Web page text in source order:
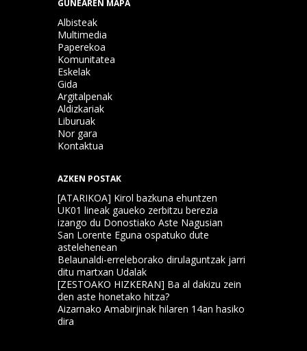
GUNEAREN MAPA
Albisteak
Multimedia
Paperekoa
Komunitatea
Eskelak
Gida
Argitalpenak
Aldizkariak
Liburuak
Nor gara
Kontaktua
AZKEN POSTAK
[ATARIKOA] Kirol bazkuna ehuntzen
UK01 lineak gaueko zerbitzu berezia
izango du Donostiako Aste Nagusian
San Lorente Eguna ospatuko dute
astelehenean
Belaunaldi-erreleborako dirulaguntzak jarri
ditu martxan Udalak
[ZESTOAKO HIZKERAN] Ba al dakizu zein
den aste honetako hitza?
Aizarnako Amabirjinak hilaren 14an hasiko
dira